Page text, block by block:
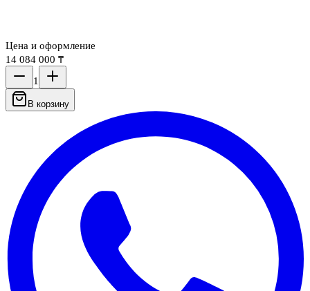
Цена и оформление
14 084 000 ₸
1
В корзину